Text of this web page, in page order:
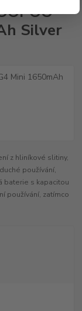
Silver
z hliníkové slitiny,
používání,
baterie s kapacitou
používání, zatímco